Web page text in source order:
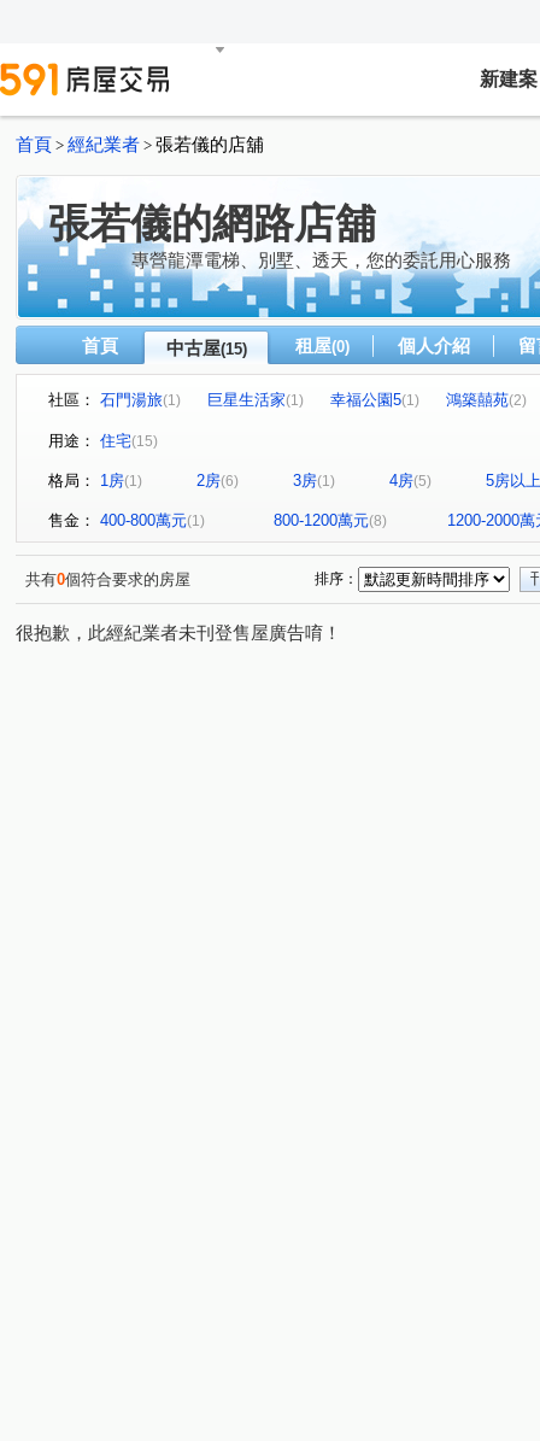
新建案
首頁 > 經紀業者 > 張若儀的店舖
張若儀的網路店舖
專營龍潭電梯、別墅、透天，您的委託用心服務
首頁 中古屋(15) 租屋(0) 個人介紹
社區： 石門湯旅(1) 巨星生活家(1) 幸福公園5(1) 鴻築囍苑(2)
綠寶石花園別墅
龍山街 文化路 三角林街 瑞坪路 民族路
用途： 住宅(15)
格局： 1房(1) 2房(6) 3房(1) 4房(5) 5房以上
售金： 400-800萬元(1) 800-1200萬元(8) 1200-2000萬
共有0個符合要求的房屋 排序：
很抱歉，此經紀業者未刊登售屋廣告唷！